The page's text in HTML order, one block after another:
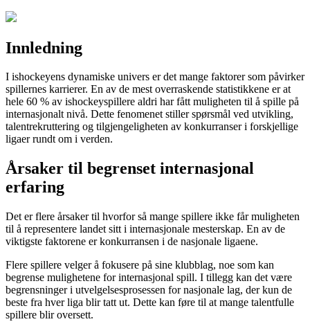
Innledning
I ishockeyens dynamiske univers er det mange faktorer som påvirker
spillernes karrierer. En av de mest overraskende statistikkene er at
hele 60 % av ishockeyspillere aldri har fått muligheten til å spille på
internasjonalt nivå. Dette fenomenet stiller spørsmål ved utvikling,
talentrekruttering og tilgjengeligheten av konkurranser i forskjellige
ligaer rundt om i verden.
Årsaker til begrenset internasjonal
erfaring
Det er flere årsaker til hvorfor så mange spillere ikke får muligheten
til å representere landet sitt i internasjonale mesterskap. En av de
viktigste faktorene er konkurransen i de nasjonale ligaene.
Flere spillere velger å fokusere på sine klubblag, noe som kan
begrense mulighetene for internasjonal spill. I tillegg kan det være
begrensninger i utvelgelsesprosessen for nasjonale lag, der kun de
beste fra hver liga blir tatt ut. Dette kan føre til at mange talentfulle
spillere blir oversett.